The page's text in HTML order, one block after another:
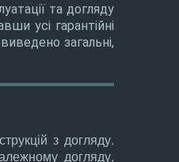
та догляду
усі гарантійні
загальні,
з догляду.
догляду,